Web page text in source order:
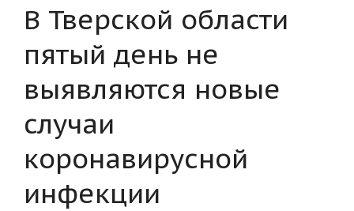
В Тверской области
пятый день не
выявляются новые
случаи
коронавирусной
инфекции